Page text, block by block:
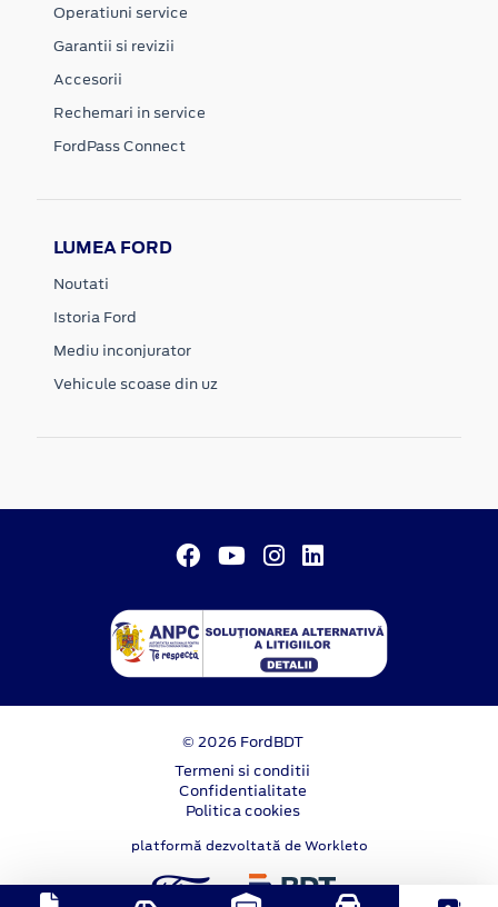
Operatiuni service
Garantii si revizii
Accesorii
Rechemari in service
FordPass Connect
LUMEA FORD
Noutati
Istoria Ford
Mediu inconjurator
Vehicule scoase din uz
© 2026 FordBDT
Termeni si conditii
Confidentialitate
Politica cookies
platformă dezvoltată de Workleto